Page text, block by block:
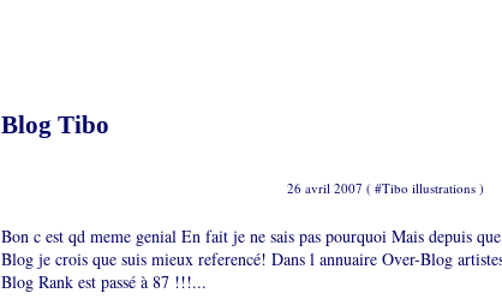
Blog Tibo
26 avril 2007 ( #Tibo illustrations )
Bon c est qd meme genial En fait je ne sais pas pourquoi Mais depuis
Blog je crois que suis mieux referencé! Dans l annuaire Over-Blog
Blog Rank est passé à 87 !!!...